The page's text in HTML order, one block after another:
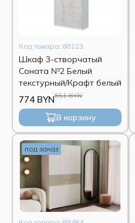
Код товара: 88123
Шкаф 3-створчатый
Соната №2 Белый
текстурный/Крафт белый
851 BYN
774 BYN
В корзину
под заказ